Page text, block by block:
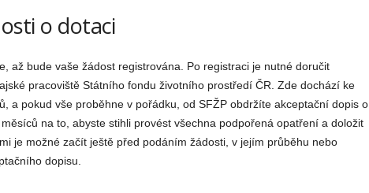
o dotaci
až bude vaše žádost registrována. Po registraci je nutné doručit
pracoviště Státního fondu životního prostředí ČR. Zde dochází ke
a pokud vše proběhne v pořádku, od SFŽP obdržíte akceptační dopis o
na to, abyste stihli provést všechna podpořená opatření a doložit
je možné začít ještě před podáním žádosti, v jejím průběhu nebo
dopisu.